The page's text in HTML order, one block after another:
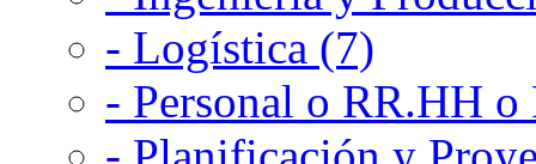
- Logística (7)
- Personal o RR.HH